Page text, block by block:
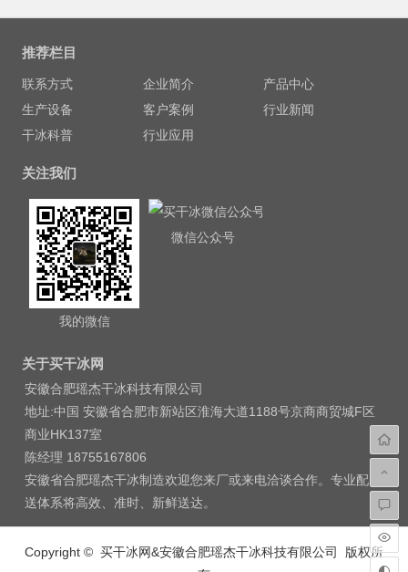
推荐栏目
联系方式 企业简介
产品中心
生产设备
客户案例
行业新闻
干冰科普
行业应用
关注我们
我的微信
微信公众号
关于买干冰网
安徽合肥瑶杰干冰科技有限公司
地址:中国 安徽省合肥市新站区淮海大道1188号京商商贸城F区
商业HK137室
陈经理 18755167806
安徽省合肥瑶杰干冰制造欢迎您来厂或来电洽谈合作。专业配
送体系将高效、准时、新鲜送达。
Copyright © 买干冰网&安徽合肥瑶杰干冰科技有限公司 版权所